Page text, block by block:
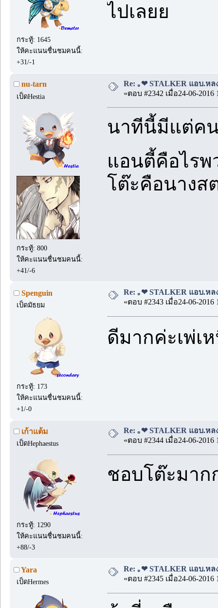
กระทู้: 1645
ให้คะแนนชื่นชมคนนี้:
+31/-1
ไปเลยย
nu-tarn
เป็ดHestia
กระทู้: 800
ให้คะแนนชื่นชมคนนี้:
+41/-6
Re: ｡❤ STALKER แอบ.หล
«ตอบ #2342 เมื่อ24-06-2016
นาทีนี้มีแต่ค
แอนตี้คือไร
โต๊ะคือนางส
Spenguin
เป็ดมัธยม
กระทู้: 173
ให้คะแนนชื่นชมคนนี้:
+1/-0
Re: ｡❤ STALKER แอบ.หล
«ตอบ #2343 เมื่อ24-06-2016
ดีมากค่ะเพ่เ
เก้าแต้ม
เป็ดHephaestus
กระทู้: 1290
ให้คะแนนชื่นชมคนนี้:
+88/-3
Re: ｡❤ STALKER แอบ.หล
«ตอบ #2344 เมื่อ24-06-2016
ชอบโต๊ะมาก
Yara
เป็ดHermes
Re: ｡❤ STALKER แอบ.หล
«ตอบ #2345 เมื่อ24-06-2016